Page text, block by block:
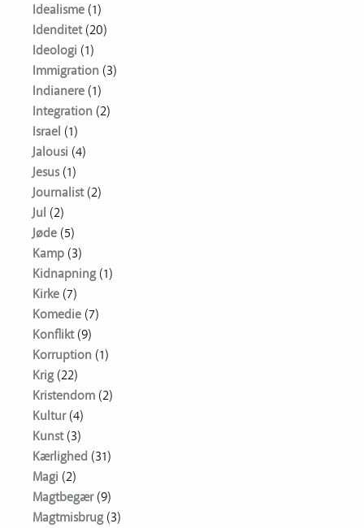
Idealisme (1)
Idenditet(20)
Ideologi (1)
Immigration (3)
Indianere (1)
Integration (2)
Israel (1)
Jalousi (4)
Jesus(1)
Journalist(2)
Jul (2)
Jøde (5)
Kamp (3)
Kidnapning (1)
Kirke (7)
Komedie (7)
Konflikt(9)
Korruption (1)
Krig (22)
Kristendom (2)
Kultur(4)
Kunst(3)
Kærlighed (31)
Magi (2)
Magtbegær(9)
Magtmisbrug (3)